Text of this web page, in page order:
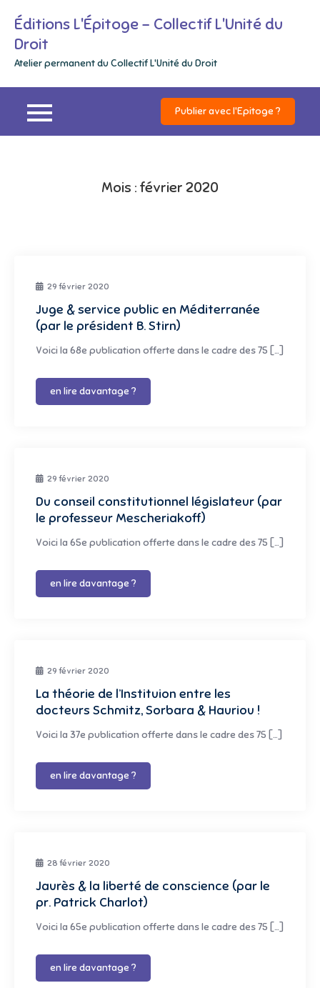
content
Éditions L'Épitoge – Collectif L'Unité du
Droit
Atelier permanent du Collectif L'Unité du Droit
Publier avec l'Epitoge ?
Mois : février 2020
29 février 2020
Juge & service public en Méditerranée
(par le président B. Stirn)
Voici la 68e publication offerte dans le cadre des 75 […]
en lire davantage ?
29 février 2020
Du conseil constitutionnel législateur (par
le professeur Mescheriakoff)
Voici la 65e publication offerte dans le cadre des 75 […]
en lire davantage ?
29 février 2020
La théorie de l’Instituion entre les
docteurs Schmitz, Sorbara & Hauriou !
Voici la 37e publication offerte dans le cadre des 75 […]
en lire davantage ?
28 février 2020
Jaurès & la liberté de conscience (par le
pr. Patrick Charlot)
Voici la 65e publication offerte dans le cadre des 75 […]
en lire davantage ?